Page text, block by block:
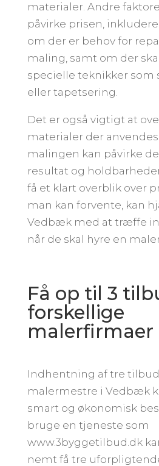
materialer. Andre
påvirke prisen,
om der er behov for
maling, samt om der
specielle teknikker som
eller tapetsering.
Det er også vigtigt at
materialer der
malingen kan påvirke
resultat og
få et klart overblik over
man kan forvente, kan
Vedbæk med at træffe
når de skal hyre en
Få op til 3
forskellige
malerfirmaer
Indhentning af tre tilbud
malermestre i Vedbæk
smart og økonomisk
bruge en tjeneste som
www.3byggetilbud.dk
nemt få tre